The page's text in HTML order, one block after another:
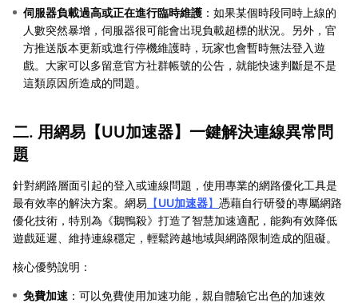
伺服器負載過高或正在進行臨時維護 ：如果某個時段同時上線的
人數突然暴增，伺服器很可能會出現負載超標的狀況。另外，官
方推送版本更新或進行停機維護時，玩家也會暫時無法登入遊
戲。大家可以多留意官方社群帳號的公告，就能快速判斷是不是
這類原因所造成的問題。
二. 用網易【UU加速器】一鍵解決連線異常問
題
針對網路層面引起的登入或連線問題，使用專業的網路優化工具是
最有效率的解決方案。網易 【UU加速器】 憑藉自行研發的專屬網路
優化技術，特別為《鵝鴨殺》打造了智慧加速適配，能夠有效降低
遊戲延遲、維持連線穩定，輕鬆跨越地域與網路限制造成的阻礙。
核心優勢說明：
免費加速 ：可以免費使用加速功能，親自體驗它出色的加速效